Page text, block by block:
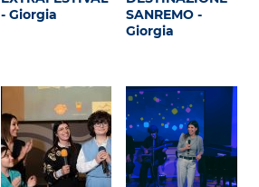
- Giorgia
SANREMO -
Giorgia